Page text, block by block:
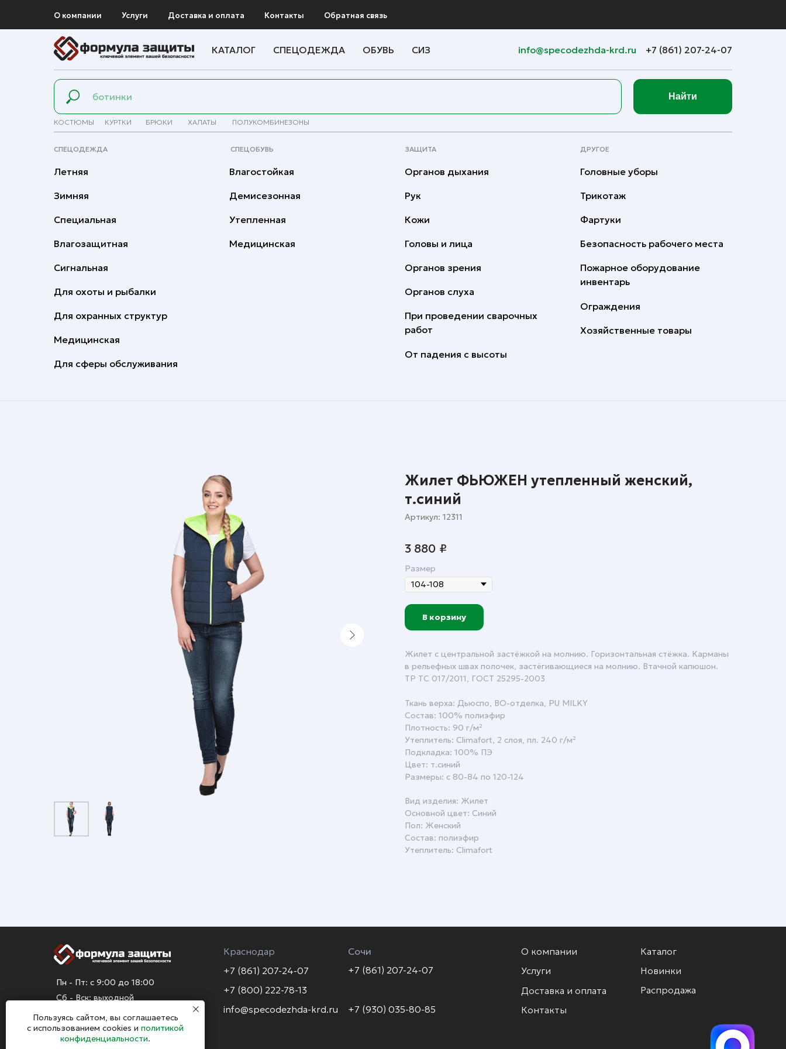
О компании Услуги Доставка и оплата Контакты Обратная связь
КАТАЛОГ СПЕЦОДЕЖДА ОБУВЬ СИЗ info@specodezhda-krd.ru +7 (861) 207-24-07
Найти
ПОЛУКОМБИНЕЗОНЫ
ХАЛАТЫ
БРЮКИ
КОСТЮМЫ КУРТКИ
Летняя
Для охранных структур
Влагостойкая Органов дыхания
Зимняя
Головные уборы
Медицинская
Рук
Специальная
Трикотаж
Головы и лица
Кожи
Влагозащитная
Фартуки
Органов зрения
Безопасность рабочего места
Сигнальная
Для охоты и рыбалки
При проведении сварочных
работ
Пожарное оборудование
инвентарь
Медицинская
Демисезонная
Органов слуха
Ограждения
Для сферы обслуживания
Утепленная
От падения с высоты
Хозяйственные товары
СПЕЦОДЕЖДА СПЕЦОБУВЬ ЗАЩИТА ДРУГОЕ
Жилет ФЬЮЖЕН утепленный женский,
т.синий
Артикул: 12311
3 880 ₽
Размер
В корзину
Жилет с центральной застёжкой на молнию. Горизонтальная стёжка. Карманы
в рельефных швах полочек, застёгивающиеся на молнию. Втачной капюшон.
ТР ТС 017/2011, ГОСТ 25295-2003
Ткань верха: Дьюспо, ВО-отделка, PU MILKY
Состав: 100% полиэфир
Плотность: 90 г/м²
Утеплитель: Climafort, 2 слоя, пл. 240 г/м²
Подкладка: 100% ПЭ
Цвет: т.синий
Размеры: с 80-84 по 120-124
Вид изделия: Жилет
Основной цвет: Синий
Пол: Женский
Состав: полиэфир
Утеплитель: Climafort
Пользуясь сайтом, вы соглашаетесь
с использованием cookies и политикой
конфиденциальности.
Краснодар
Сочи
+7 (861) 207-24-07
+7 (861) 207-24-07
+7 (800) 222-78-13
+7 (930) 035-80-85
info@specodezhda-krd.ru
Пн - Пт: с 9:00 до 18:00
Сб - Вск: выходной
О компании
Услуги
Доставка и оплата
Контакты
Каталог
Новинки
Распродажа